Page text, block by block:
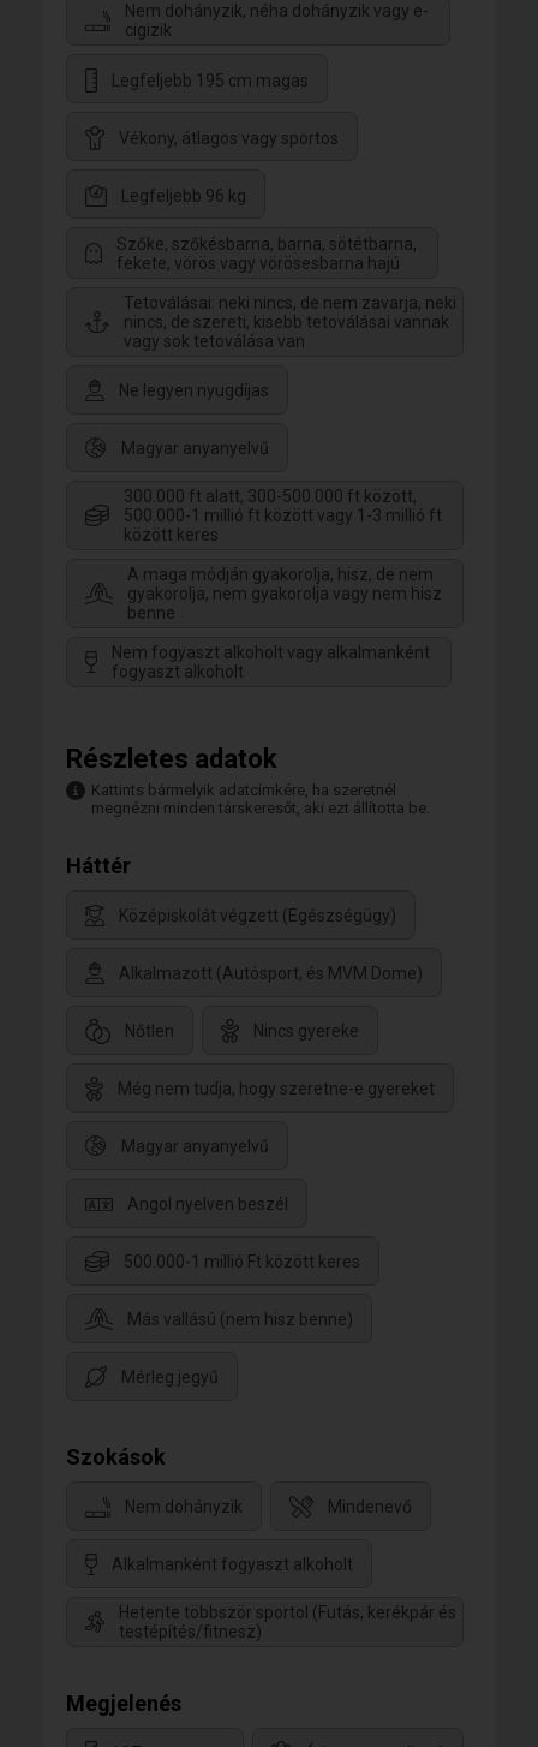
Nem dohányzik, néha dohányzik vagy e-
cigizik
Legfeljebb 195 cm magas
Vékony, átlagos vagy sportos
Legfeljebb 96 kg
Szőke, szőkésbarna, barna, sötétbarna,
fekete, vörös vagy vörösesbarna hajú
Tetoválásai: neki nincs, de nem zavarja, neki
nincs, de szereti, kisebb tetoválásai vannak
vagy sok tetoválása van
Ne legyen nyugdíjas
Magyar anyanyelvű
300.000 ft alatt, 300-500.000 ft között,
500.000-1 millió ft között vagy 1-3 millió ft
között keres
A maga módján gyakorolja, hisz, de nem
gyakorolja, nem gyakorolja vagy nem hisz
benne
Nem fogyaszt alkoholt vagy alkalmanként
fogyaszt alkoholt
Részletes adatok
Kattints bármelyik adatcímkére, ha szeretnél
megnézni minden társkeresőt, aki ezt állította be.
Háttér
Középiskolát végzett (Egészségügy)
Alkalmazott (Autósport, és MVM Dome)
Nőtlen Nincs gyereke
Még nem tudja, hogy szeretne-e gyereket
Magyar anyanyelvű
Angol nyelven beszél
500.000-1 millió Ft között keres
Más vallású (nem hisz benne)
Mérleg jegyű
Szokások
Nem dohányzik Mindenevő
Alkalmanként fogyaszt alkoholt
Hetente többször sportol (Futás, kerékpár és
testépítés/fitnesz)
Megjelenés